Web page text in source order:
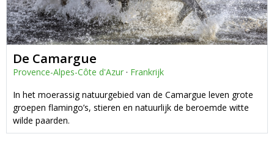
De Camargue
Provence-Alpes-Côte d'Azur · Frankrijk
In het moerassig natuurgebied van de Camargue leven grote
groepen flamingo’s, stieren en natuurlijk de beroemde witte
wilde paarden.